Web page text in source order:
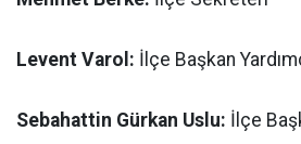
Levent Varol: İlçe Başkan
Sebahattin Gürkan Uslu: İlçe